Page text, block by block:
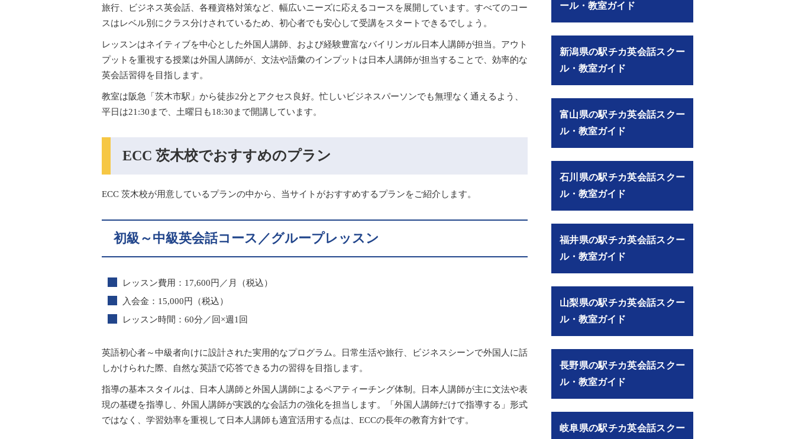
旅行、ビジネス英会話、各種資格対策など、幅広いニーズに応えるコースを展開しています。すべてのコー
スはレベル別にクラス分けされているため、初心者でも安心して受講をスタートできるでしょう。
レッスンはネイティブを中心とした外国人講師、および経験豊富なバイリンガル日本人講師が担当。アウト
プットを重視する授業は外国人講師が、文法や語彙のインプットは日本人講師が担当することで、効率的な
英会話習得を目指します。
教室は阪急「茨木市駅」から徒歩2分とアクセス良好。忙しいビジネスパーソンでも無理なく通えるよう、
平日は21:30まで、土曜日も18:30まで開講しています。
ECC 茨木校でおすすめのプラン
ECC 茨木校が用意しているプランの中から、当サイトがおすすめするプランをご紹介します。
初級～中級英会話コース／グループレッスン
レッスン費用：17,600円／月（税込）
入会金：15,000円（税込）
レッスン時間：60分／回×週1回
英語初心者～中級者向けに設計された実用的なプログラム。日常生活や旅行、ビジネスシーンで外国人に話
しかけられた際、自然な英語で応答できる力の習得を目指します。
指導の基本スタイルは、日本人講師と外国人講師によるペアティーチング体制。日本人講師が主に文法や表
現の基礎を指導し、外国人講師が実践的な会話力の強化を担当します。「外国人講師だけで指導する」形式
ではなく、学習効率を重視して日本人講師も適宜活用する点は、ECCの長年の教育方針です。
ール・教室ガイド
新潟県の駅チカ英会話スクー
ル・教室ガイド
富山県の駅チカ英会話スクー
ル・教室ガイド
石川県の駅チカ英会話スクー
ル・教室ガイド
福井県の駅チカ英会話スクー
ル・教室ガイド
山梨県の駅チカ英会話スクー
ル・教室ガイド
長野県の駅チカ英会話スクー
ル・教室ガイド
岐阜県の駅チカ英会話スクー